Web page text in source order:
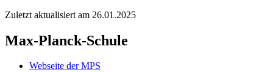
Zuletzt aktualisiert am 26.01.2025
Max-Planck-Schule
Webseite der MPS